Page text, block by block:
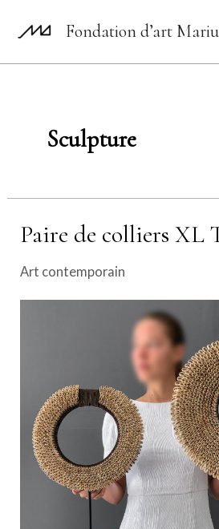
Fondation d’art
Sculpture
Paire de colliers XL
Art contemporain